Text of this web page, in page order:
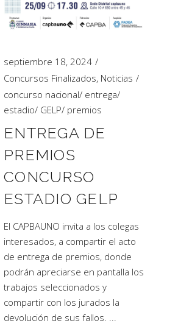
septiembre 18, 2024
Concursos Finalizados, Noticias
concurso nacional/ entrega/
estadio/ GELP/ premios
ENTREGA DE
PREMIOS
CONCURSO
ESTADIO GELP
El CAPBAUNO invita a los colegas
interesados, a compartir el acto
de entrega de premios, donde
podrán apreciarse en pantalla los
trabajos seleccionados y
compartir con los jurados la
devolución de sus fallos.